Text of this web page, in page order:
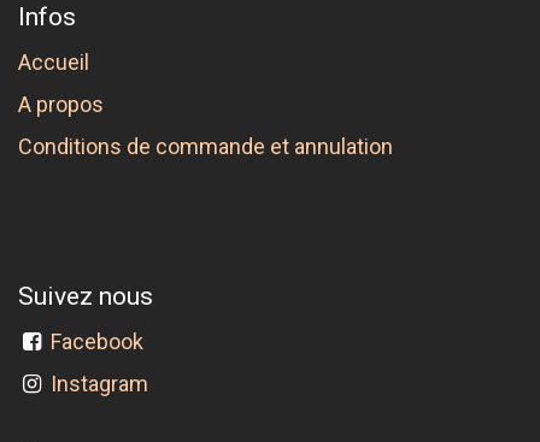
Infos
Accueil
A propos
Conditions de commande et annulation
Suivez nous
Facebook
Instagram